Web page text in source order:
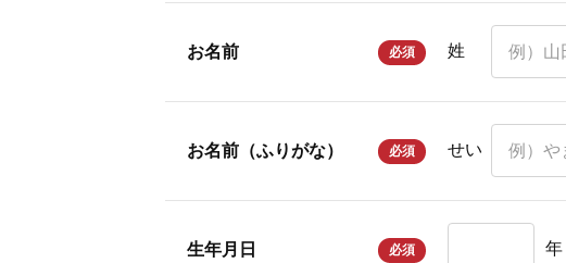
お名前 必須 姓
お名前（ふりがな） 必須 せい
生年月日 必須 年